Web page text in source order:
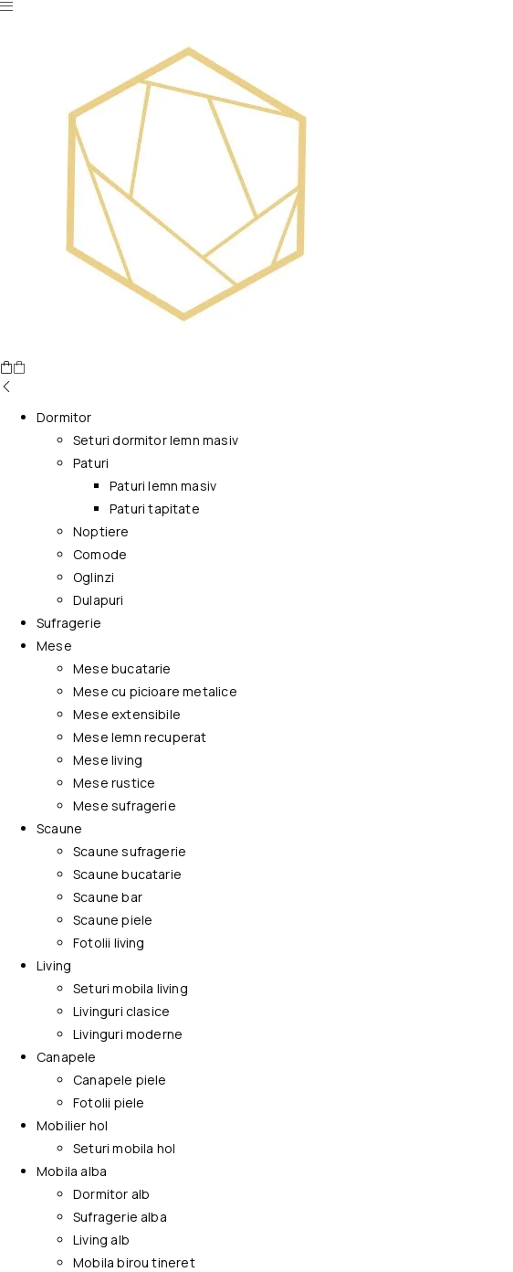
Nu ai niciun produs în coș.
Dormitor
Seturi dormitor lemn masiv
Paturi
Paturi lemn masiv
Paturi tapitate
Noptiere
Comode
Oglinzi
Dulapuri
Sufragerie
Mese
Mese bucatarie
Mese cu picioare metalice
Mese extensibile
Mese lemn recuperat
Mese living
Mese rustice
Mese sufragerie
Scaune
Scaune sufragerie
Scaune bucatarie
Scaune bar
Scaune piele
Fotolii living
Living
Seturi mobila living
Livinguri clasice
Livinguri moderne
Canapele
Canapele piele
Fotolii piele
Mobilier hol
Seturi mobila hol
Mobila alba
Dormitor alb
Sufragerie alba
Living alb
Mobila birou tineret